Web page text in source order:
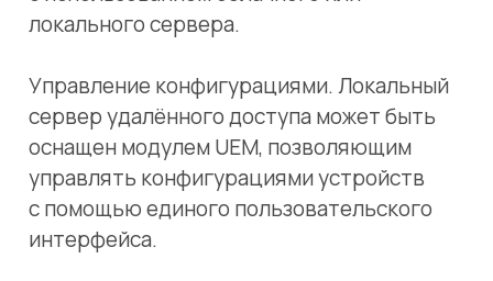
Администрирование конфигурациями
управления ИТ-инфраструктурой любого
состава и масштаба с помощью единого
пользовательского интерфейса.
Техническая поддержка на всех этапах
внедрения и эксплуатации
программного комплекса